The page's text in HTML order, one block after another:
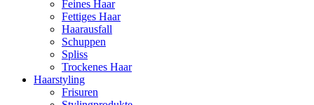
Feines Haar
Fettiges Haar
Haarausfall
Schuppen
Spliss
Trockenes Haar
Haarstyling
Frisuren